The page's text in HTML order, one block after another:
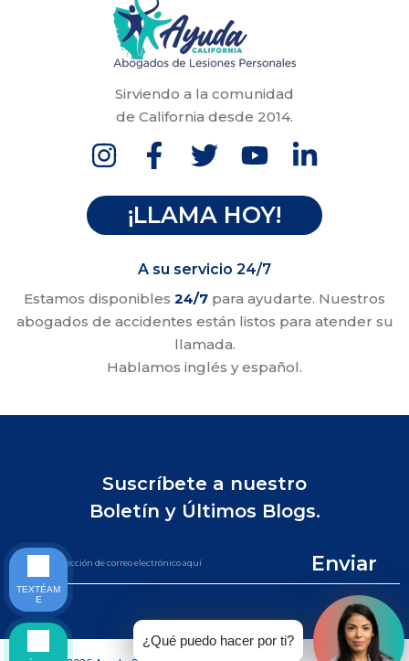
Sirviendo a la comunidad
de California desde 2014.
¡LLAMA HOY!
A su servicio 24/7
Estamos disponibles 24/7 para ayudarte. Nuestros
abogados de accidentes están listos para atender su
llamada.
Hablamos inglés y español.
Suscríbete a nuestro
Boletín y Últimos Blogs.
Enviar
¿Qué puedo hacer por ti?
TEXTÉAM
E